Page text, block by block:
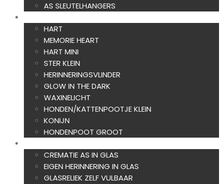
AS SLEUTELHANGERS
HART
MEMORIE HEART
HART MINI
STER KLEIN
HERINNERINGSVLINDER
GLOW IN THE DARK
WAXINELICHT
HONDEN/KATTENPOOTJE KLEIN
KONIJN
HONDENPOOT GROOT
CREMATIE AS IN GLAS
EIGEN HERINNERING IN GLAS
GLASRELIEK ZELF VULBAAR